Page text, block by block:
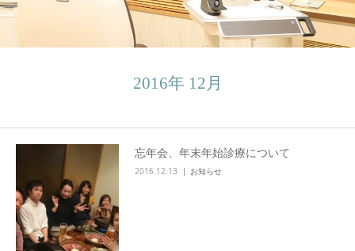
2016年 12月
忘年会、年末年始診療について
2016.12.13 お知らせ